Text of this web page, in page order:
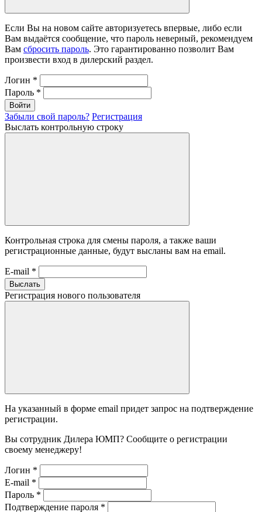
Если Вы на новом сайте авторизуетесь впервые, либо если
Вам выдаётся сообщение, что пароль неверный, рекомендуем
Вам сбросить пароль. Это гарантированно позволит Вам
произвести вход в дилерский раздел.
Логин *
Пароль *
Войти
Забыли свой пароль? Регистрация
Выслать контрольную строку
Контрольная строка для смены пароля, а также ваши
регистрационные данные, будут высланы вам на email.
E-mail *
Выслать
Регистрация нового пользователя
На указанный в форме email придет запрос на подтверждение
регистрации.
Вы сотрудник Дилера ЮМП? Сообщите о регистрации
своему менеджеру!
Логин *
E-mail *
Пароль *
Подтверждение пароля *